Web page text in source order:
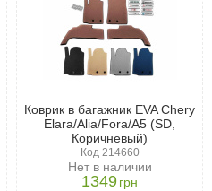
Коврик в багажник EVA Chery
Elara/Alia/Fora/A5 (SD,
Коричневый)
Код 214660
Нет в наличии
1349грн